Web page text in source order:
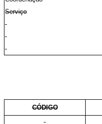
Serviço
CÓDIGO